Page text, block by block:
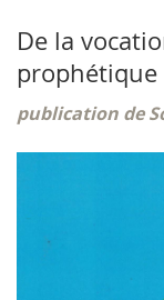
De la
prophétique
publication de